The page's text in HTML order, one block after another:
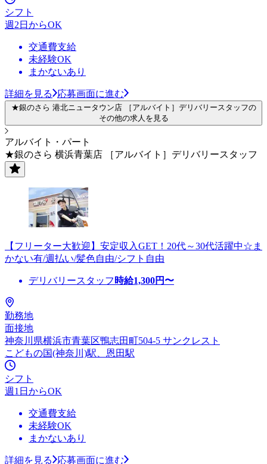
シフト
週2日からOK
交通費支給
未経験OK
まかないあり
詳細を見る 応募画面に進む
★銀のさら 港北ニュータウン店 ［アルバイト］デリバリースタッフの
その他の求人を見る
アルバイト・パート
★銀のさら 横浜青葉店 ［アルバイト］デリバリースタッフ
【フリーター大歓迎】安定収入GET！20代～30代活躍中☆ま
かない有/週払い/髪色自由/シフト自由
デリバリースタッフ 時給1,300円〜
勤務地
面接地
神奈川県横浜市青葉区鴨志田町504-5 サンクレスト
こどもの国(神奈川)駅、恩田駅
シフト
週1日からOK
交通費支給
未経験OK
まかないあり
詳細を見る 応募画面に進む